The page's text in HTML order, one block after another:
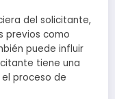
del solicitante,
previos como
puede influir
tiene una
proceso de